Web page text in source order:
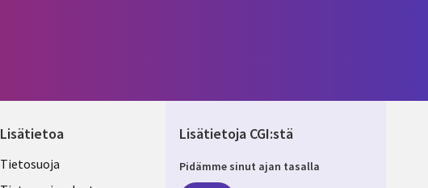
Lisätietoa
Legal
Tietosuoja
Lisätietoja CGI:stä
Pidämme sinut ajan tasalla